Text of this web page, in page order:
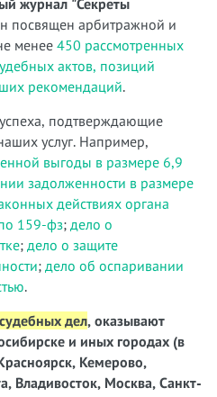
журнал "Секреты
посвящен арбитражной и
менее 450 рассмотренных
актов, позиций
рекомендаций.
подтверждающие
услуг. Например,
выгоды в размере 6,9
задолженности в размере
действиях органа
159-фз; дело о
; дело о защите
; дело об оспаривании
.
дел, оказывают
и иных городах (в
Кемерово,
Владивосток, Москва, Санкт-